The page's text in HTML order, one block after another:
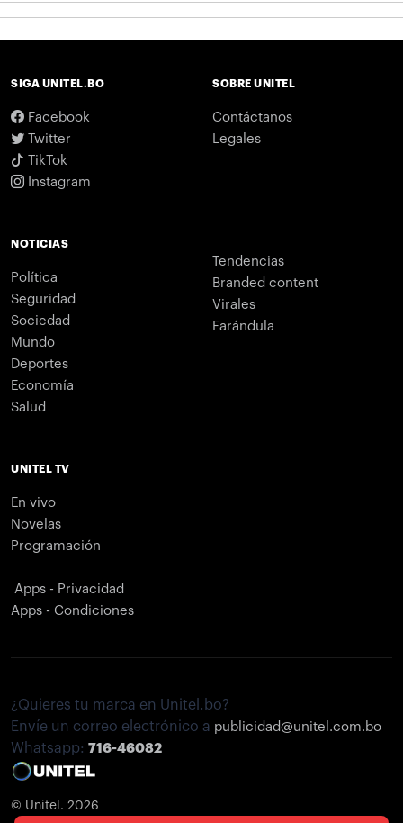
SIGA UNITEL.BO
Facebook
Twitter
TikTok
Instagram
SOBRE UNITEL
Contáctanos
Legales
NOTICIAS
Política
Seguridad
Sociedad
Mundo
Deportes
Economía
Salud
Tendencias
Branded content
Virales
Farándula
UNITEL TV
En vivo
Novelas
Programación
Apps - Privacidad
Apps - Condiciones
¿Quieres tu marca en Unitel.bo?
Envíe un correo electrónico a publicidad@unitel.com.bo
Whatsapp: 716-46082
© Unitel. 2026